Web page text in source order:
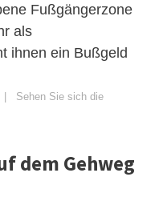
Fußgängerzone
als
ihnen ein Bußgeld
| Sehen Sie sich die
dem Gehweg